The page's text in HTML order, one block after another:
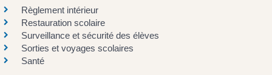
Règlement intérieur
Restauration scolaire
Surveillance et sécurité des élèves
Sorties et voyages scolaires
Santé